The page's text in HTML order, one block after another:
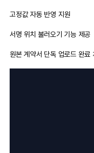
고정값 자동 반영 지원
서명 위치 불러오기 기능 제공
원본 계약서 단독 업로드 완료